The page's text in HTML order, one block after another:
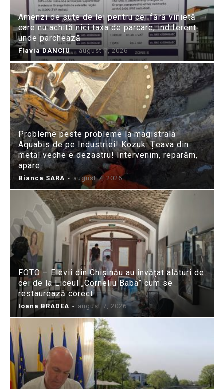
Amenzi de sute de lei pentru cei fără vinietă
care nu achită nici taxa de parcare, indiferent
unde parchează
Flavia DANCIU - august 7, 2026
Probleme peste probleme la magistrala
Aquabis de pe Industriei! Kozuk: Țeava din
metal veche e dezastru! Intervenim, reparăm,
apare...
Bianca SARA - august 7, 2026
FOTO – Elevii din Chișinău au învățat alături de
cei de la Liceul „Corneliu Baba” cum se
restaurează corect...
Ioana BRADEA - august 7, 2026